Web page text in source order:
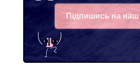
Підпишись на наш
Telegram